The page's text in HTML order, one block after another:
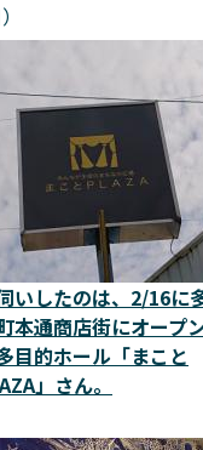
いしたのは、2/16に
本通商店街にオープ
目的ホール「まこと
」さん。